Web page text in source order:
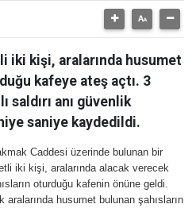
iki kişi, aralarında husumet
kafeye ateş açtı. 3
saldırı anı güvenlik
saniye kaydedildi.
Caddesi üzerinde bulunan bir
iki kişi, aralarında alacak verecek
oturduğu kafenin önüne geldi.
husumet bulunan şahısların